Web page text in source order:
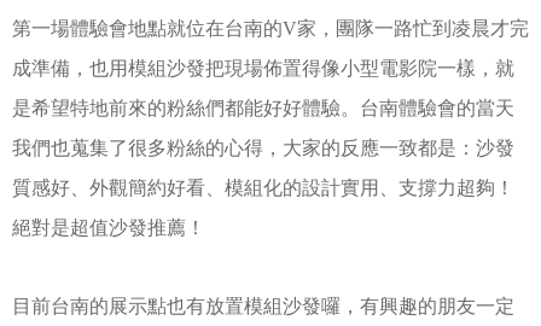
第一場體驗會地點就位在台南的V家，團隊一路忙到凌晨才完
成準備，也用模組沙發把現場佈置得像小型電影院一樣，就
是希望特地前來的粉絲們都能好好體驗。台南體驗會的當天
我們也蒐集了很多粉絲的心得，大家的反應一致都是：沙發
質感好、外觀簡約好看、模組化的設計實用、支撐力超夠！
絕對是超值沙發推薦！
目前台南的展示點也有放置模組沙發囉，有興趣的朋友一定